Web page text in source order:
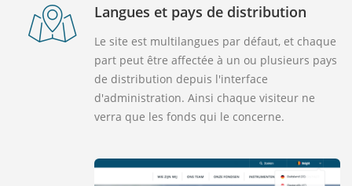
Langues et pays de distribution
Le site est multilangues par défaut, et chaque
part peut être affectée à un ou plusieurs pays
de distribution depuis l'interface
d'administration. Ainsi chaque visiteur ne
verra que les fonds qui le concerne.